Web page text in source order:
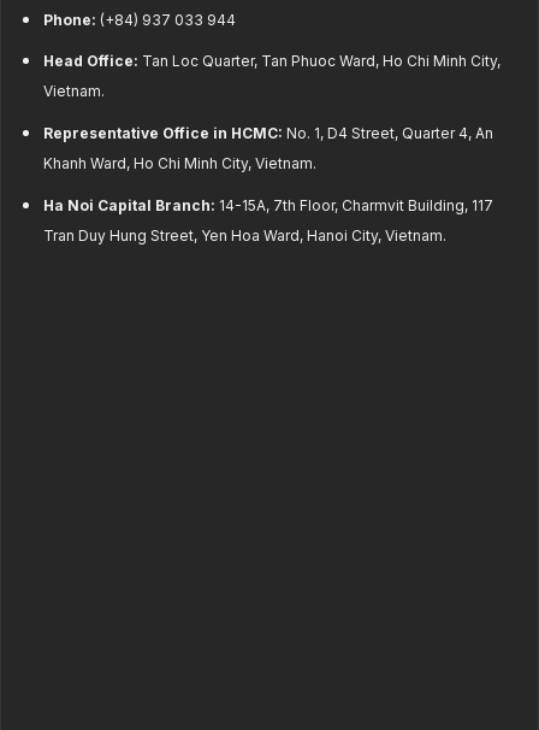
Phone: (+84) 937 033 944
Head Office: Tan Loc Quarter, Tan Phuoc Ward, Ho Chi Minh City,
Vietnam.
Representative Office in HCMC: No. 1, D4 Street, Quarter 4, An
Khanh Ward, Ho Chi Minh City, Vietnam.
Ha Noi Capital Branch: 14-15A, 7th Floor, Charmvit Building, 117
Tran Duy Hung Street, Yen Hoa Ward, Hanoi City, Vietnam.